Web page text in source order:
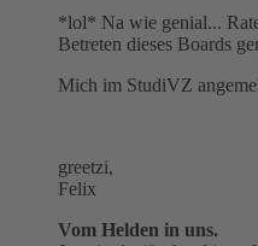
*lol* Na wie genial...
Betreten dieses Boards
Mich im StudiVZ
greetzi,
Felix
Vom Helden in uns.